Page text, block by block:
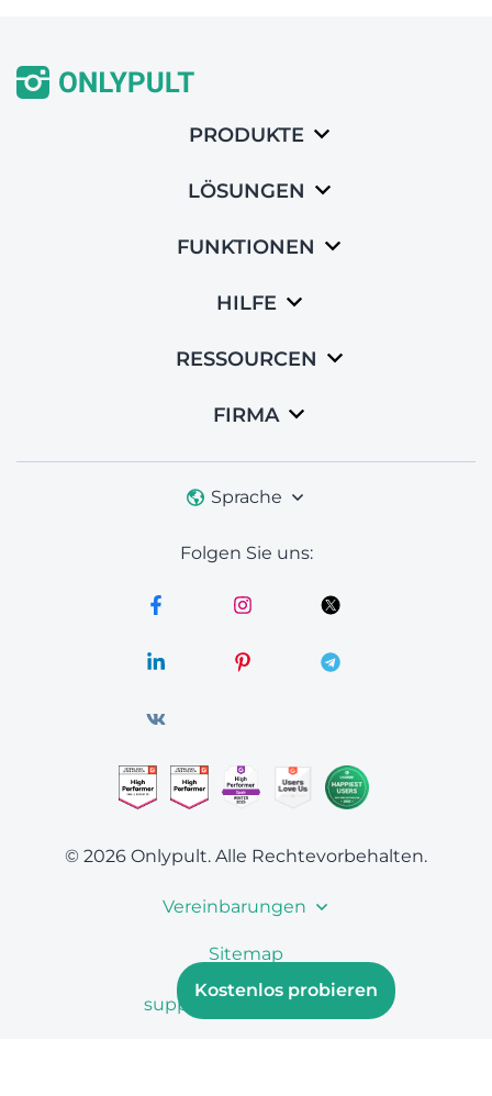
PRODUKTE
LÖSUNGEN
FUNKTIONEN
HILFE
RESSOURCEN
FIRMA
Sprache
Folgen Sie uns:
© 2026 Onlypult. Alle Rechtevorbehalten.
Vereinbarungen
Sitemap
support@onlypult.com
Kostenlos probieren